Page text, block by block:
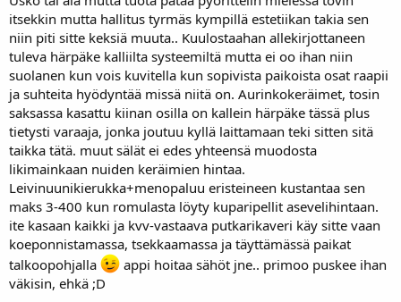
itsekkin mutta hallitus tyrmäs kympillä estetiikan takia sen
niin piti sitte keksiä muuta.. Kuulostaahan allekirjottaneen
tuleva härpäke kalliilta systeemiltä mutta ei oo ihan niin
suolanen kun vois kuvitella kun sopivista paikoista osat raapii
ja suhteita hyödyntää missä niitä on. Aurinkokeräimet, tosin
saksassa kasattu kiinan osilla on kallein härpäke tässä plus
tietysti varaaja, jonka joutuu kyllä laittamaan teki sitten sitä
taikka tätä. muut sälät ei edes yhteensä muodosta
likimainkaan nuiden keräimien hintaa.
Leivinuunikierukka+menopaluu eristeineen kustantaa sen
maks 3-400 kun romulasta löyty kuparipellit asevelihintaan.
ite kasaan kaikki ja kvv-vastaava putkarikaveri käy sitte vaan
koeponnistamassa, tsekkaamassa ja täyttämässä paikat
talkoopohjalla
appi hoitaa sähöt jne.. primoo puskee ihan
väkisin, ehkä ;D